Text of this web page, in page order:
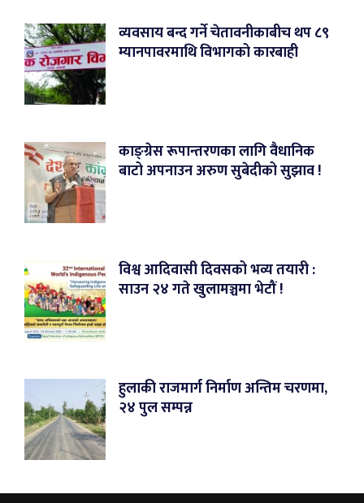
व्यवसाय बन्द गर्ने चेतावनीकाबीच थप ८९
म्यानपावरमाथि विभागको कारबाही
काङ्ग्रेस रूपान्तरणका लागि वैधानिक
बाटो अपनाउन अरुण सुबेदीको सुझाव !
विश्व आदिवासी दिवसको भव्य तयारी :
साउन २४ गते खुलामञ्चमा भेटौं !
हुलाकी राजमार्ग निर्माण अन्तिम चरणमा,
२४ पुल सम्पन्न